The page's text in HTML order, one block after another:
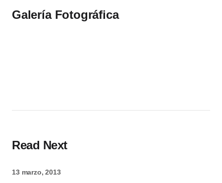
Galería Fotográfica
Read Next
13 marzo, 2013